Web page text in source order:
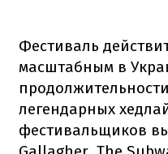
Фестиваль
масштабным в
легендарных
фестивальщиков